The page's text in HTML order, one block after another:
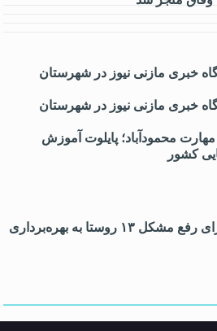
خبری مازنی نیوز در شهرستان
خبری مازنی نیوز در شهرستان
محمودآباد؛ پایلوت آموزش
کشور
پل گل‌محله برای رفع مشکل ۱۳ روستا به بهره‌برداری